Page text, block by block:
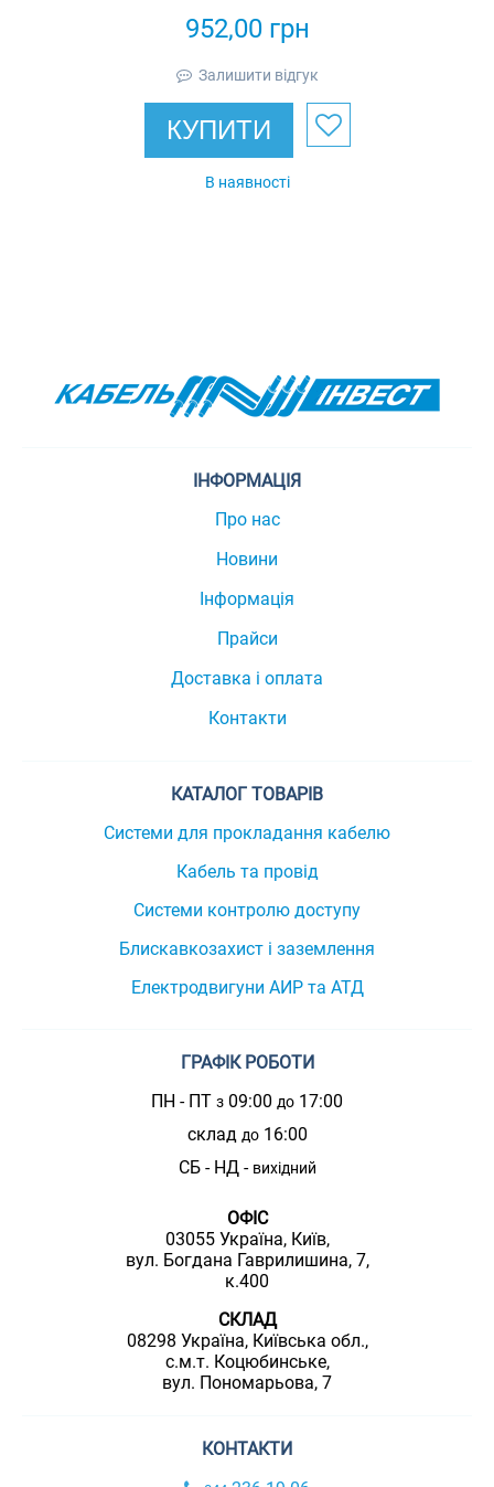
952,00грн
Залишити відгук
КУПИТИ
В наявності
ІНФОРМАЦІЯ
Про нас
Новини
Інформація
Прайси
Доставка і оплата
Контакти
КАТАЛОГ ТОВАРІВ
Системи для прокладання кабелю
Кабель та провід
Системи контролю доступу
Блискавкозахист і заземлення
Електродвигуни АИР та АТД
ГРАФІК РОБОТИ
ПН - ПТ з 09:00 до 17:00
склад до16:00
СБ - НД - вихідний
ОФІС
03055 Україна, Київ,
вул. Богдана Гаврилишина, 7,
к.400
СКЛАД
08298 Україна, Київська обл.,
с.м.т. Коцюбинське,
вул. Пономарьова, 7
КОНТАКТИ